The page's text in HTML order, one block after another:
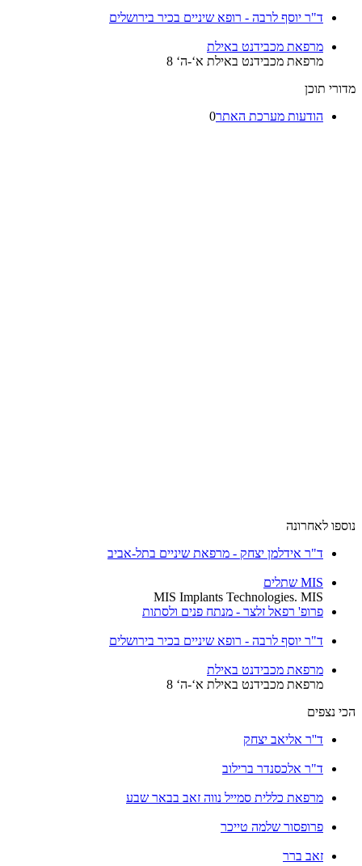
ד"ר יוסף לרבה - רופא שיניים בכיר בירושלים
מרפאת מכבידנט באילת
מרפאת מכבידנט באילת א‘-ה‘ 8
מדורי תוכן
הודעות מערכת האתר0
נוספו לאחרונה
ד"ר אידלמן יצחק - מרפאת שיניים בתל-אביב
MIS שתלים
MIS Implants Technologies. MIS
פרופ' רפאל זלצר - מנתח פנים ולסתות
ד"ר יוסף לרבה - רופא שיניים בכיר בירושלים
מרפאת מכבידנט באילת
מרפאת מכבידנט באילת א‘-ה‘ 8
הכי נצפים
ד''ר אליאב יצחק
ד"ר אלכסנדר ברילוב
מרפאת כללית סמייל נווה זאב בבאר שבע
פרופסור שלמה טייכר
זאב ברר